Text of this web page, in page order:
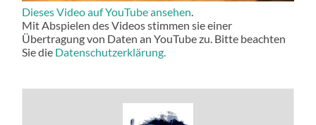
Dieses Video auf YouTube ansehen
Mit Abspielen des Videos stimmen sie einer
Übertragung von Daten an YouTube zu. Bitte beachten
Sie die Datenschutzerklärung.